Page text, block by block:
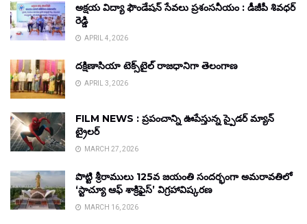
అక్షయ విద్యా ఫౌండేషన్ సేవలు ప్రశంసనీయం : డీజీపీ శివధర్
రెడ్డి
APRIL 4, 2026
దక్షిణాసియా టెక్స్‌టైల్ రాజధానిగా తెలంగాణ
APRIL 3, 2026
FILM NEWS : ప్రపంచాన్ని ఊపేస్తున్న స్పైడర్ మ్యాన్
ట్రైలర్
MARCH 27, 2026
పొట్టి శ్రీరాములు 125వ జయంతి సందర్భంగా అమరావతిలో
‘స్టాచ్యూ ఆఫ్ శాక్రిఫైస్’ విగ్రహావిష్కరణ
MARCH 16, 2026